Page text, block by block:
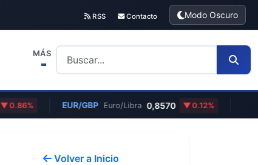
RSS Contacto Modo Oscuro
MÁS
0.86% EUR/GBP Euro/Libra 0,8570 0.12%
Volver a Inicio